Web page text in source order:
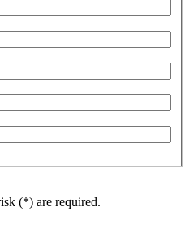
(*) are required.